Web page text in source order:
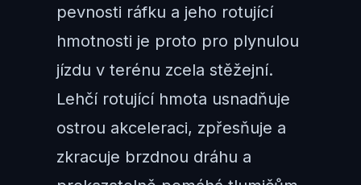
pevnosti ráfku a jeho rotující
hmotnosti je proto pro plynulou
jízdu v terénu zcela stěžejní.
Lehčí rotující hmota usnadňuje
ostrou akceleraci, zpřesňuje a
zkracuje brzdnou dráhu a